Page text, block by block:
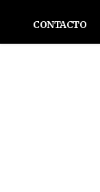
CONTACTO